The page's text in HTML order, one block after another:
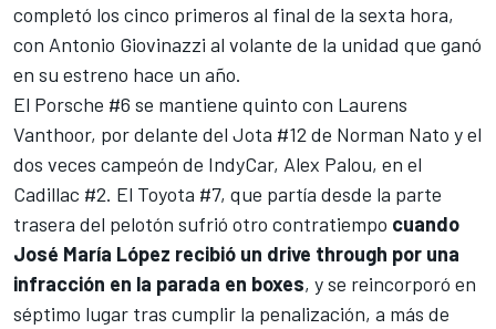
completó los cinco primeros al final de la sexta hora,
con Antonio Giovinazzi al volante de la unidad que ganó
en su estreno hace un año.
El Porsche #6 se mantiene quinto con Laurens
Vanthoor, por delante del Jota #12 de Norman Nato y el
dos veces campeón de IndyCar, Alex Palou, en el
Cadillac #2. El Toyota #7, que partía desde la parte
trasera del pelotón sufrió otro contratiempo cuando
José María López recibió un drive through por una
infracción en la parada en boxes, y se reincorporó en
séptimo lugar tras cumplir la penalización, a más de